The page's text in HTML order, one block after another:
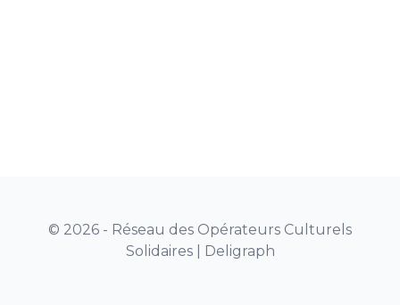
© 2026 - Réseau des Opérateurs Culturels
Solidaires | Deligraph